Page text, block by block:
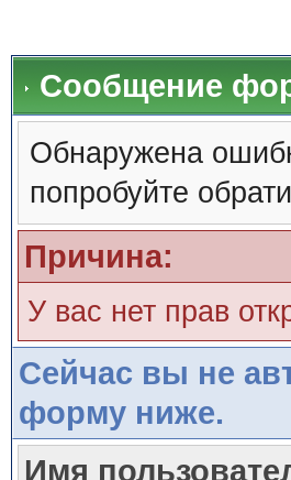
Сообщение
Обнаружена
попробуйте
Причина:
У вас нет прав
Сейчас вы не
форму ниже.
Имя